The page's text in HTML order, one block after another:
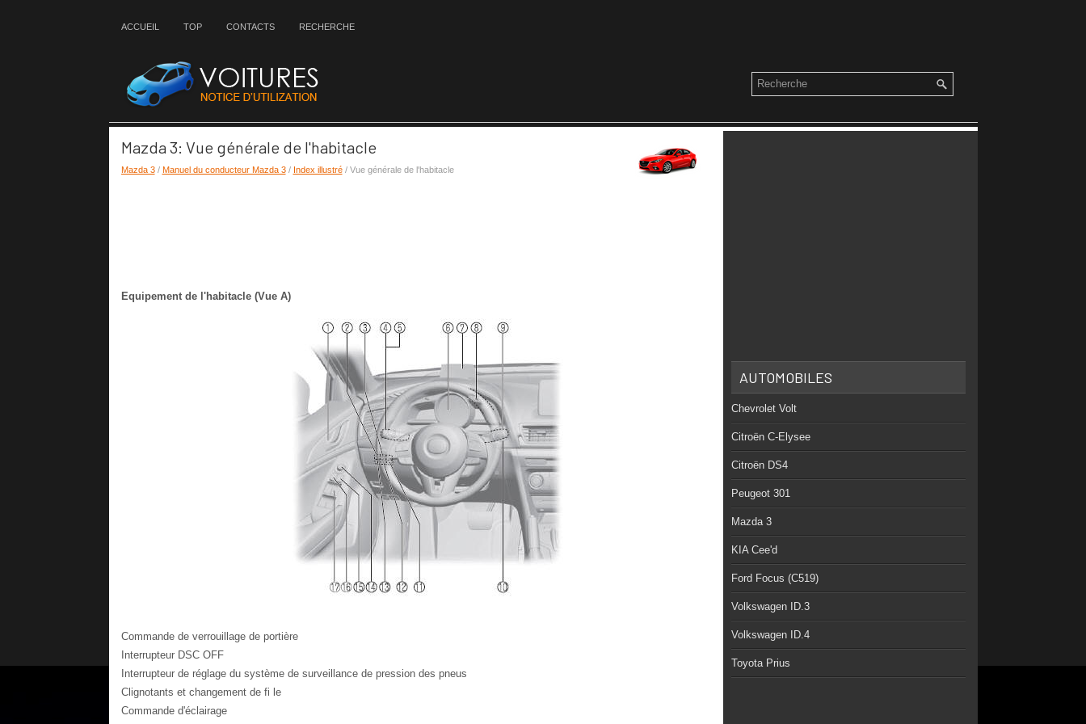
ACCUEIL TOP CONTACTS RECHERCHE
Mazda 3: Vue générale de l'habitacle
Mazda 3/ Manuel du conducteur Mazda 3/ Index illustré/ Vue générale de l'habitacle
Equipement de l'habitacle (Vue A)
Commande de verrouillage de portière
Interrupteur DSC OFF
Interrupteur de réglage du système de surveillance de pression des pneus
Clignotants et changement de fi le
Commande d'éclairage
AUTOMOBILES
Chevrolet Volt
Citroën C-Elysee
Citroën DS4
Peugeot 301
Mazda 3
KIA Cee'd
Ford Focus (C519)
Volkswagen ID.3
Volkswagen ID.4
Toyota Prius